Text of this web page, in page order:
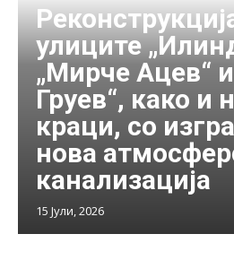
улиците
„Мирче Ацев“
Груев“, како и
краци, со
нова
канализација
15 Јули, 2026